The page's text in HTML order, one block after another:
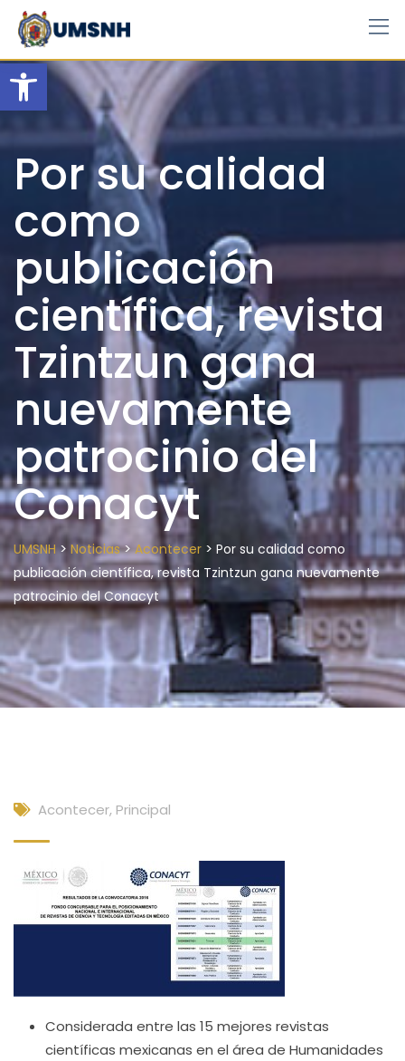
Open toolbar
Skip
content
Por su calidad
como
publicación
científica, revista
Tzintzun gana
nuevamente
patrocinio del
Conacyt
UMSNH> Noticias>Acontecer > Por su calidad como
publicación científica, revista Tzintzun gana nuevamente
patrocinio del Conacyt
Acontecer, Principal
Considerada entre las 15 mejores revistas
científicas mexicanas en el área de Humanidades